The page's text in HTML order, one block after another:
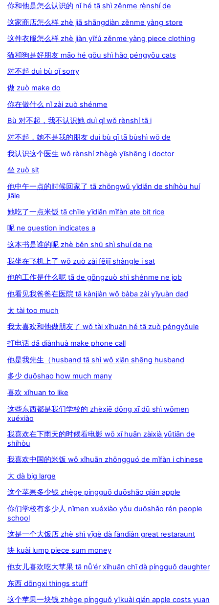
你和他是怎么认识的 nǐ hé tā shì zěnme rènshí de
这家商店怎么样 zhè jiā shāngdiàn zěnme yàng store
这件衣服怎么样 zhè jiàn yīfú zěnme yàng piece clothing
猫和狗是好朋友 māo hé gǒu shì hǎo péngyǒu cats
对不起 duì bù qǐ sorry
做 zuò make do
你在做什么 nǐ zài zuò shénme
Bù 对不起，我不认识她 duì qǐ wǒ rènshí tā i
对不起，她不是我的朋友 duì bù qǐ tā bùshì wǒ de
我认识这个医生 wǒ rènshí zhègè yīshēng i doctor
坐 zuò sit
他中午一点的时候回家了 tā zhōngwǔ yīdiǎn de shíhòu huí
jiāle
她吃了一点米饭 tā chīle yīdiǎn mǐfàn ate bit rice
呢 ne question indicates a
这本书是谁的呢 zhè běn shū shì shuí de ne
我坐在飞机上了 wǒ zuò zài fēijī shàngle i sat
他的工作是什么呢 tā de gōngzuò shì shénme ne job
他看见我爸爸在医院 tā kànjiàn wǒ bàba zài yīyuàn dad
太 tài too much
我太喜欢和他做朋友了 wǒ tài xǐhuān hé tā zuò péngyǒule
打电话 dǎ diànhuà make phone call
他是我先生（husband tā shì wǒ xiān shēng husband
多少 duōshao how much many
喜欢 xǐhuan to like
这些东西都是我们学校的 zhèxiē dōng xī dū shì wǒmen
xuéxiào
我喜欢在下雨天的时候看电影 wǒ xǐ huān zàixià yǔtiān de
shíhòu
我喜欢中国的米饭 wǒ xǐhuān zhōngguó de mǐfàn i chinese
大 dà big large
这个苹果多少钱 zhège píngguǒ duōshǎo qián apple
你们学校有多少人 nǐmen xuéxiào yǒu duōshǎo rén people
school
这是一个大饭店 zhè shì yīgè dà fàndiàn great restaraunt
块 kuài lump piece sum money
他女儿喜欢吃大苹果 tā nǚ'ér xǐhuān chī dà píngguǒ daughter
东西 dōngxi things stuff
这个苹果一块钱 zhège píngguǒ yīkuài qián apple costs yuan